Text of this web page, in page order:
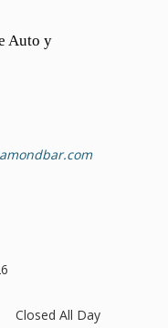
Auto y
Closed All Day